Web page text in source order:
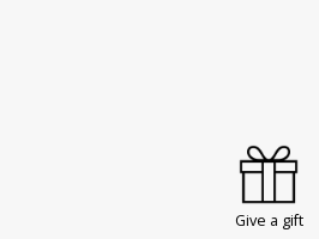
Give a gift